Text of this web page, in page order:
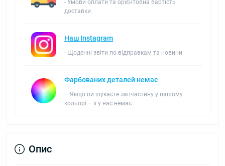
- Умови оплати та орієнтовна вартість
доставки
Наш Instagram
- Щоденні звіти по відправкам та новини
Фарбованих деталей немає
– Якщо ви шукаєте запчастину у вашому
кольорі – її у нас немає
Опис